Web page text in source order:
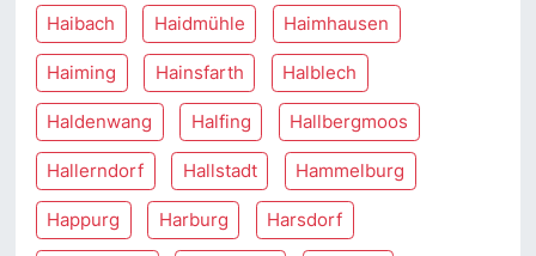
Haibach Haidmühle Haimhausen
Haiming Hainsfarth Halblech
Haldenwang Halfing Hallbergmoos
Hallerndorf Hallstadt Hammelburg
Happurg Harburg Harsdorf